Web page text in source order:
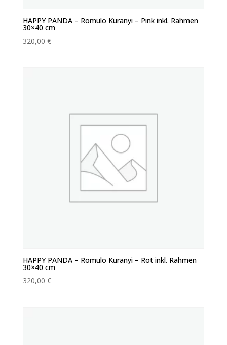
HAPPY PANDA – Romulo Kuranyi – Pink inkl. Rahmen
30×40 cm
320,00 €
HAPPY PANDA – Romulo Kuranyi – Rot inkl. Rahmen
30×40 cm
320,00 €